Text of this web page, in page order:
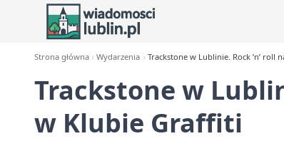
Strona główna Wydarzenia Trackstone w Lublinie. Rock ’n’ roll
Trackstone w
w Klubie Graffiti